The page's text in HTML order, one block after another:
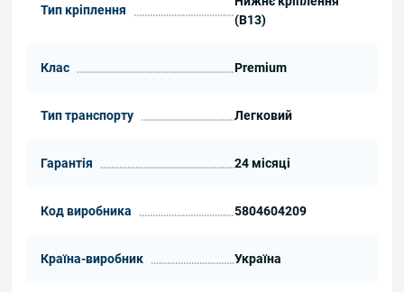
Тип кріплення
(B13)
Клас Premium
Тип транспорту Легковий
Гарантія 24 місяці
Код виробника 5804604209
Країна-виробник Україна